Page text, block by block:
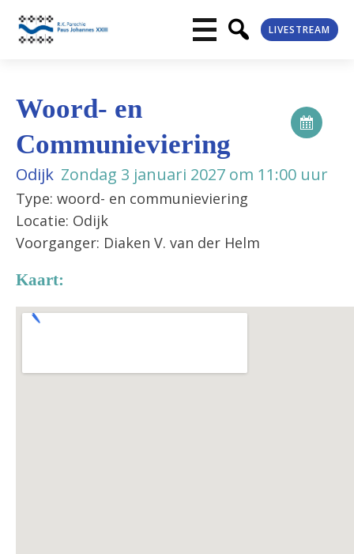
LIVESTREAM
Woord- en
Communieviering
Odijk Zondag 3 januari 2027 om 11:00 uur
Type: woord- en communieviering
Locatie: Odijk
Voorganger: Diaken V. van der Helm
Kaart: